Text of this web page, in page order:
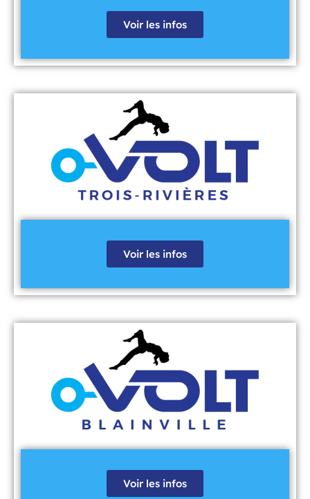
Voir les infos
Voir les infos
Voir les infos